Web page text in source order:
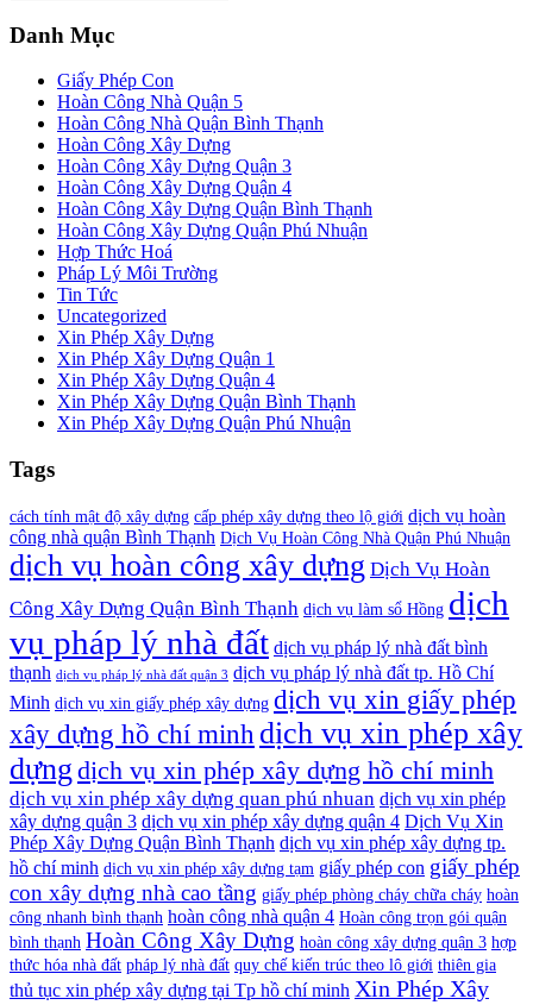
Danh Mục
Giấy Phép Con
Hoàn Công Nhà Quận 5
Hoàn Công Nhà Quận Bình Thạnh
Hoàn Công Xây Dựng
Hoàn Công Xây Dựng Quận 3
Hoàn Công Xây Dựng Quận 4
Hoàn Công Xây Dựng Quận Bình Thạnh
Hoàn Công Xây Dựng Quận Phú Nhuận
Hợp Thức Hoá
Pháp Lý Môi Trường
Tin Tức
Uncategorized
Xin Phép Xây Dựng
Xin Phép Xây Dựng Quận 1
Xin Phép Xây Dựng Quận 4
Xin Phép Xây Dựng Quận Bình Thạnh
Xin Phép Xây Dựng Quận Phú Nhuận
Tags
cách tính mật độ xây dựng cấp phép xây dựng theo lộ giới dịch vụ hoàn
công nhà quận Bình Thạnh Dịch Vụ Hoàn Công Nhà Quận Phú Nhuận
dịch vụ hoàn công xây dựng Dịch Vụ Hoàn
Công Xây Dựng Quận Bình Thạnh dịch vụ làm sổ Hồng dịch
vụ pháp lý nhà đất dịch vụ pháp lý nhà đất bình
thạnh dịch vụ pháp lý nhà đất quận 3 dịch vụ pháp lý nhà đất tp. Hồ Chí
Minh dịch vụ xin giấy phép xây dựng dịch vụ xin giấy phép
xây dựng hồ chí minh dịch vụ xin phép xây
dựng dịch vụ xin phép xây dựng hồ chí minh
dịch vụ xin phép xây dựng quan phú nhuan dịch vụ xin phép
xây dựng quận 3 dịch vụ xin phép xây dựng quận 4 Dịch Vụ Xin
Phép Xây Dựng Quận Bình Thạnh dịch vụ xin phép xây dựng tp.
hồ chí minh dịch vụ xin phép xây dựng tạm giấy phép con giấy phép
con xây dựng nhà cao tầng giấy phép phòng cháy chữa cháy hoàn
công nhanh bình thạnh hoàn công nhà quận 4 Hoàn công trọn gói quận
bình thạnh Hoàn Công Xây Dựng hoàn công xây dựng quận 3 hợp
thức hóa nhà đất pháp lý nhà đất quy chế kiến trúc theo lô giới thiên gia
thủ tục xin phép xây dựng tại Tp hồ chí minh Xin Phép Xây